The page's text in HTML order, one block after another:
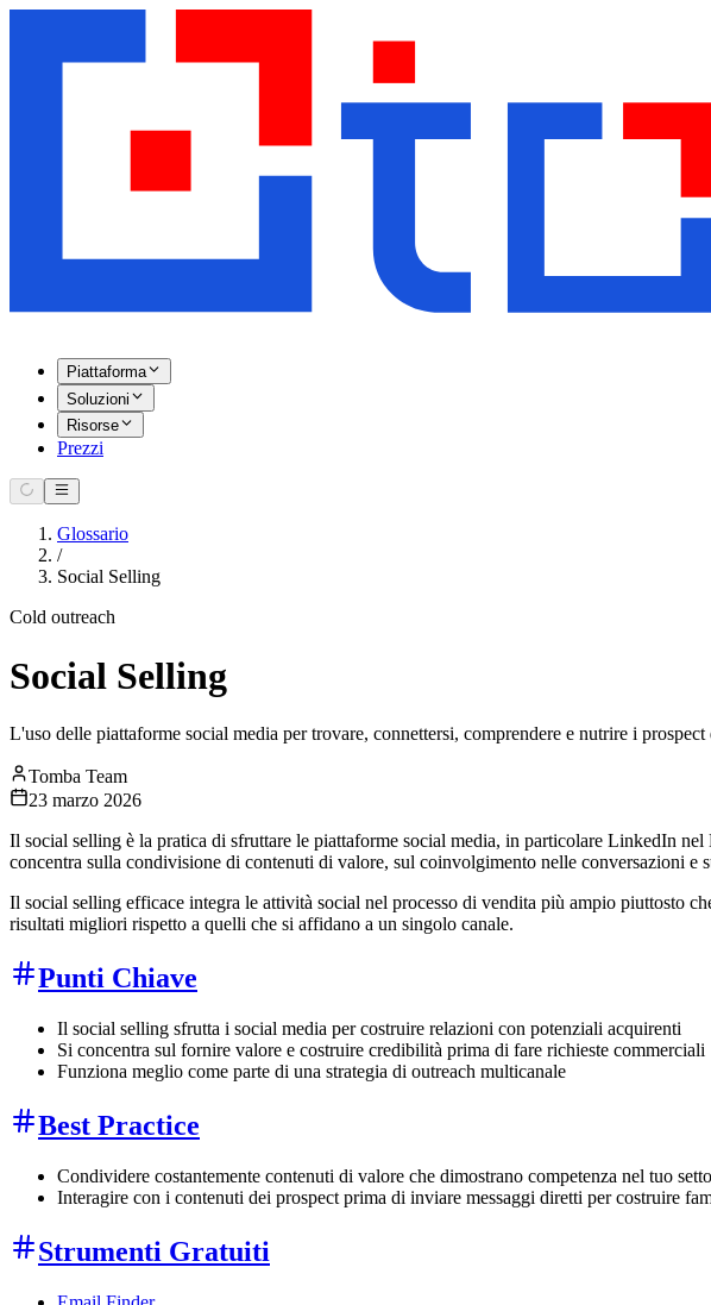
Piattaforma
Soluzioni
Risorse
Prezzi
Glossario
/
Social Selling
Cold outreach
Social Selling
L'uso delle piattaforme social media per trovare, connettersi, comprendere e nutrire i prospect
Tomba Team
23 marzo 2026
Il social selling è la pratica di sfruttare le piattaforme social media, in particolare LinkedIn
concentra sulla condivisione di contenuti di valore, sul coinvolgimento nelle conversazioni
Il social selling efficace integra le attività social nel processo di vendita più ampio piuttosto
risultati migliori rispetto a quelli che si affidano a un singolo canale.
Punti Chiave
Il social selling sfrutta i social media per costruire relazioni con potenziali acquirenti
Si concentra sul fornire valore e costruire credibilità prima di fare richieste commerciali
Funziona meglio come parte di una strategia di outreach multicanale
Best Practice
Condividere costantemente contenuti di valore che dimostrano competenza nel tuo
Interagire con i contenuti dei prospect prima di inviare messaggi diretti per costruire
Strumenti Gratuiti